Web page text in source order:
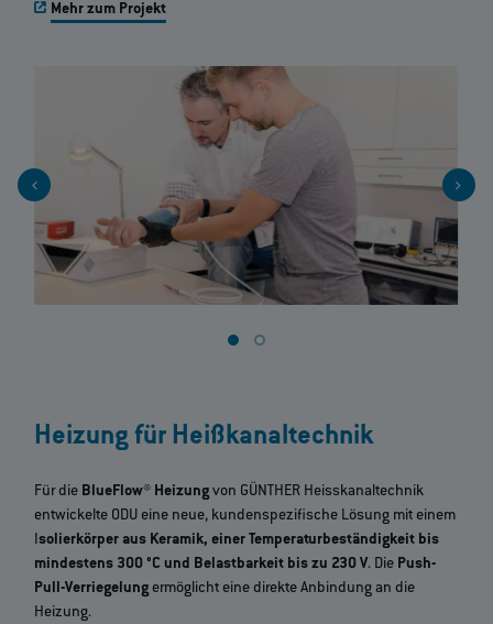
Mehr zum Projekt
Heizung für Heißkanaltechnik
Für die BlueFlow® Heizungvon GÜNTHER Heisskanaltechnik
entwickelte ODU eine neue, kundenspezifische Lösung mit einem
Isolierkörper aus Keramik, einer Temperaturbeständigkeit bis
mindestens 300 °C und Belastbarkeit bis zu 230 V. Die Push-
Pull-Verriegelung ermöglicht eine direkte Anbindung an die
Heizung.